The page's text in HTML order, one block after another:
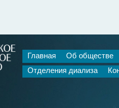
Главная
Об обществе
Отделения диализа